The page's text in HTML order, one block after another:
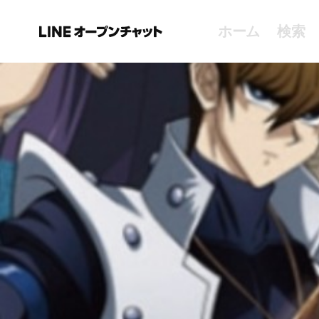
ホーム 検索